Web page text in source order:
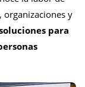
y
para